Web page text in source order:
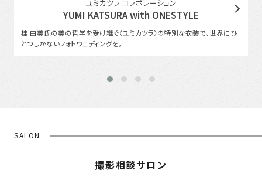
ユミカツラ コラボレーション
YUMI KATSURA with ONESTYLE
桂 由美氏の美の哲学を受け継ぐ〈ユミカツラ〉の特別な衣装で、世界にひ
とつしかないフォトウェディングを。
SALON
撮影相談サロン